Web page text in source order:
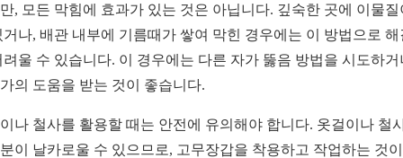
, 모든 막힘에 효과가 있는 것은 아닙니다. 깊숙한 곳에 이물질
거나, 배관 내부에 기름때가 쌓여 막힌 경우에는 이 방법으로 해
려울 수 있습니다. 이 경우에는 다른 자가 뚫음 방법을 시도하거
의 도움을 받는 것이 좋습니다.
나 철사를 활용할 때는 안전에 유의해야 합니다. 옷걸이나 철
이 날카로울 수 있으므로, 고무장갑을 착용하고 작업하는 것